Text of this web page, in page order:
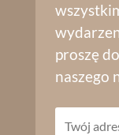
proszę
naszego